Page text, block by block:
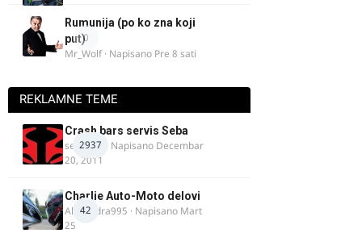
0
Rumunija (po ko zna koji
put)
Mr_Wolf· Napisano Pre 8 sati
REKLAMNE TEME
2937
Crash bars servis Seba
seba011 · Napisano Decembar
20, 2011
42
Charlie Auto-Moto delovi
Alexandra995 · Napisano Mart
25